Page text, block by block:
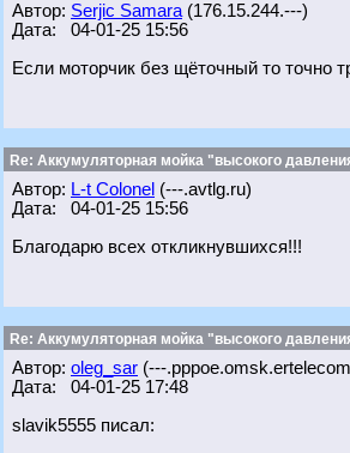
Автор: Serjic Samara (176.15.244.---)
Дата: 04-01-25 15:56
Если моторчик без щёточный то точно
Re: Аккумуляторная мойка "высокого
Автор: L-t Colonel (---.avtlg.ru)
Дата: 04-01-25 15:56
Благодарю всех откликнувшихся!!!
Re: Аккумуляторная мойка "высокого
Автор: oleg_sar (---
Дата: 04-01-25 17:48
slavik5555 писал: